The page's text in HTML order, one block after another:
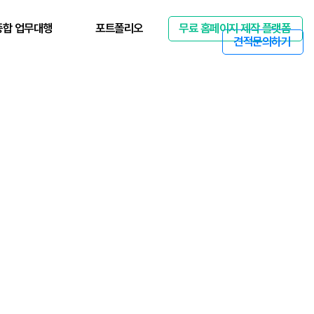
업무대행 포트폴리오
무료 홈페이지 제작 플랫폼
견적문의하기